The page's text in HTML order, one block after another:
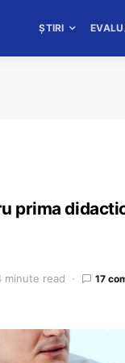
ȘTIRI
prima
minute read 17